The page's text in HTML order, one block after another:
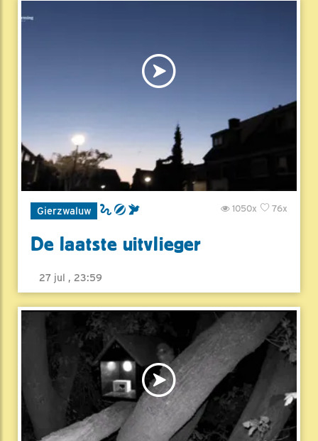
Gierzwaluw 76x
1050x
De laatste uitvlieger
27 jul , 23:59